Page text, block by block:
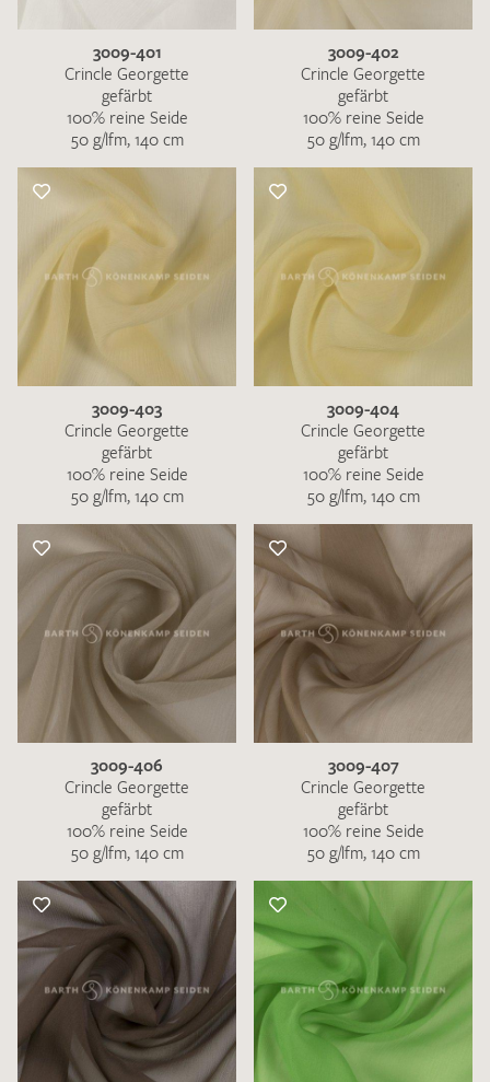
3009-401
Crincle Georgette
gefärbt
100% reine Seide
50 g/lfm, 140 cm
3009-402
Crincle Georgette
gefärbt
100% reine Seide
50 g/lfm, 140 cm
3009-403
Crincle Georgette
gefärbt
100% reine Seide
50 g/lfm, 140 cm
3009-404
Crincle Georgette
gefärbt
100% reine Seide
50 g/lfm, 140 cm
3009-406
Crincle Georgette
gefärbt
100% reine Seide
50 g/lfm, 140 cm
3009-407
Crincle Georgette
gefärbt
100% reine Seide
50 g/lfm, 140 cm